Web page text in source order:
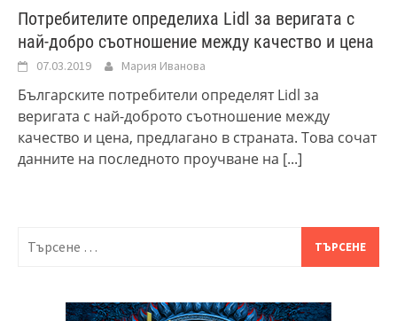
Потребителите определиха Lidl за веригата с
най-добро съотношение между качество и цена
07.03.2019 Мария Иванова
Българските потребители определят Lidl за
веригата с най-доброто съотношение между
качество и цена, предлагано в страната. Това сочат
данните на последното проучване на [...]
Търсене